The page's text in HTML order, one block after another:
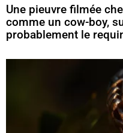
Une pieuvre filmée
comme un cow-boy,
probablement le